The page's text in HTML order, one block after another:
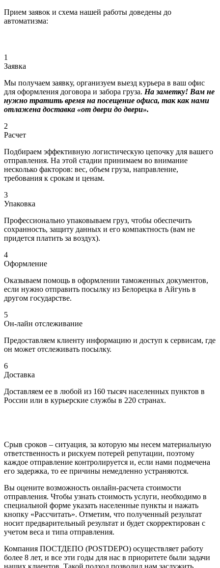
Прием заявок и схема нашей работы доведены до
автоматизма:
1
Заявка
Мы получаем заявку, организуем выезд курьера в ваш офис
для оформления договора и забора груза. На заметку! Вам не
нужно тратить время на посещение офиса, так как нами
отлажена доставка «от двери до двери».
2
Расчет
Подбираем эффективную логистическую цепочку для вашего
отправления. На этой стадии принимаем во внимание
несколько факторов: вес, объем груза, направление,
требования к срокам и ценам.
3
Упаковка
Профессионально упаковываем груз, чтобы обеспечить
сохранность, защиту данных и его компактность (вам не
придется платить за воздух).
4
Оформление
Оказываем помощь в оформлении таможенных документов,
если нужно отправить посылку из Белорецка в Айгунь в
другом государстве.
5
Он-лайн отслеживание
Предоставляем клиенту информацию и доступ к сервисам, где
он может отслеживать посылку.
6
Доставка
Доставляем ее в любой из 160 тысяч населенных пунктов в
России или в курьерские службы в 220 странах.
Срыв сроков – ситуация, за которую мы несем материальную
ответственность и рискуем потерей репутации, поэтому
каждое отправление контролируется и, если нами подмечена
его задержка, то ее причины немедленно устраняются.
Вы оцените возможность онлайн-расчета стоимости
отправления. Чтобы узнать стоимость услуги, необходимо в
специальной форме указать населенные пункты и нажать
кнопку «Рассчитать». Отметим, что полученный результат
носит предварительный результат и будет скорректирован с
учетом веса и типа отправления.
Компания ПОСТДЕПО (POSTDEPO) осуществляет работу
более 8 лет, и все эти годы для нас в приоритете были задачи
наших клиентов. Такой подход позволил нам заслужить